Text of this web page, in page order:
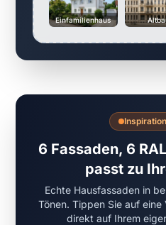
Einfamilienhaus
6 Fassaden, 6
passt zu
Echte Hausfassaden in
Tönen. Tippen Sie auf
direkt auf Ihrem